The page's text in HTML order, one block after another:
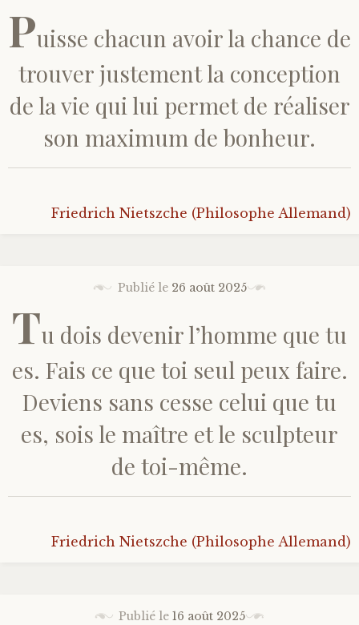
Conscience
Mission de vie
Société
Amour
Puisse chacun avoir la chance de
trouver justement la conception
de la vie qui lui permet de réaliser
son maximum de bonheur.
Friedrich Nietszche (Philosophe Allemand)
Publié le 26 août 2025
Tu dois devenir l’homme que tu
es. Fais ce que toi seul peux faire.
Deviens sans cesse celui que tu
es, sois le maître et le sculpteur
de toi-même.
Friedrich Nietszche (Philosophe Allemand)
Publié le16 août 2025